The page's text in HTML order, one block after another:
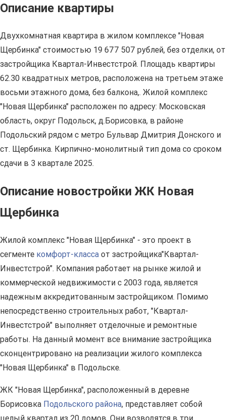
Описание квартиры
Двухкомнатная квартира в жилом комплексе "Новая
Щербинка" стоимостью 19 677 507 рублей, без отделки, от
застройщика Квартал-Инвестстрой. Площадь квартиры
62.30 квадратных метров, расположена на третьем этаже
восьми этажного дома, без балкона,. Жилой комплекс
"Новая Щербинка" расположен по адресу: Московская
область, округ Подольск, д.Борисовка, в районе
Подольский рядом с метро Бульвар Дмитрия Донского и
ст. Щербинка. Кирпично-монолитный тип дома со сроком
сдачи в 3 квартале 2025.
Описание новостройки ЖК Новая
Щербинка
Жилой комплекс "Новая Щербинка" - это проект в
сегменте комфорт-класса от застройщика"Квартал-
Инвестстрой". Компания работает на рынке жилой и
коммерческой недвижимости с 2003 года, является
надежным аккредитованным застройщиком. Помимо
непосредственно строительных работ, "Квартал-
Инвестстрой" выполняет отделочные и ремонтные
работы. На данный момент все внимание застройщика
сконцентрировано на реализации жилого комплекса
"Новая Щербинка" в Подольске.
ЖК "Новая Щербинка", расположенный в деревне
Борисовка Подольского района, представляет собой
целый квартал из 20 домов. Они возводятся в три